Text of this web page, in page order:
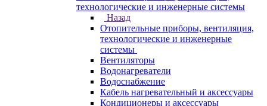
технологические и инженерные системы
Назад
Отопительные приборы, вентиляция,
технологические и инженерные
системы
Вентиляторы
Водонагреватели
Водоснабжение
Кабель нагревательный и аксессуары
Кондиционеры и аксессуары